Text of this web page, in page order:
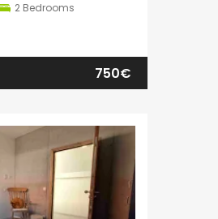
2 Bedrooms
750€